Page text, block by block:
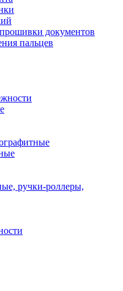
документов
пальцев
ручки-роллеры,